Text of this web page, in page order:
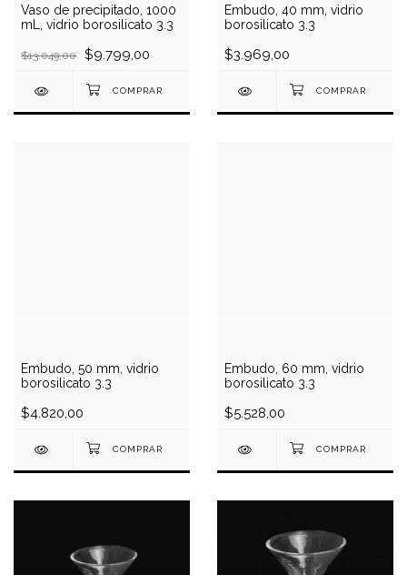
Vaso de precipitado, 1000
mL, vidrio borosilicato 3.3
$13.049,00 $9.799,00
Embudo, 40 mm, vidrio
borosilicato 3.3
$3.969,00
Embudo, 50 mm, vidrio
borosilicato 3.3
$4.820,00
Embudo, 60 mm, vidrio
borosilicato 3.3
$5.528,00